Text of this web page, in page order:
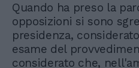
Quando ha preso la
opposizioni si sono
presidenza,
esame del
considerato che,